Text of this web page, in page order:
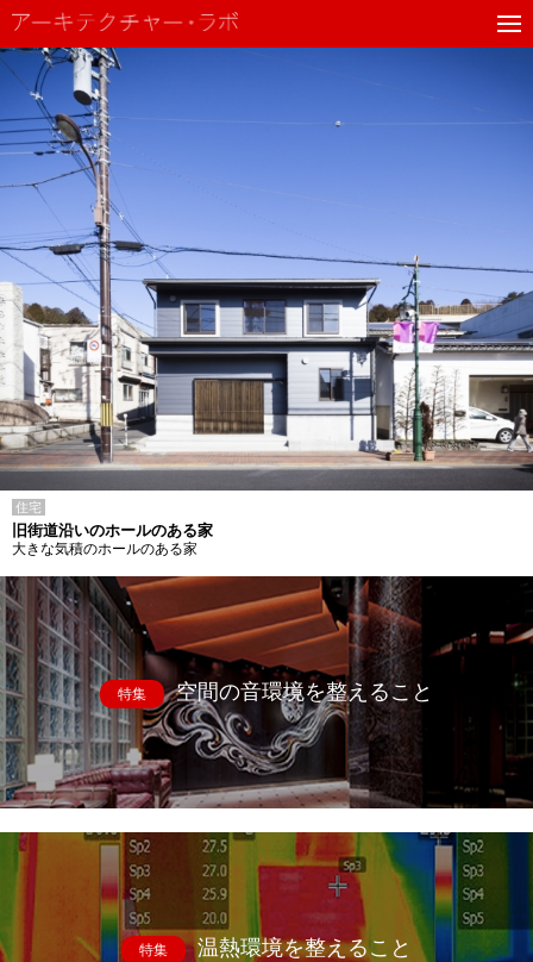
住宅
旧街道沿いのホールのある家
大きな気積のホールのある家
特集 空間の音環境を整えること
特集 温熱環境を整えること